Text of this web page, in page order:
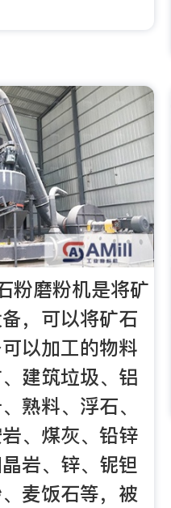
粉磨粉机是将矿
，可以将矿石
以加工的物料
建筑垃圾、铝
熟料、浮石、
、煤灰、铅锌
岩、锌、铌钽
麦饭石等，被